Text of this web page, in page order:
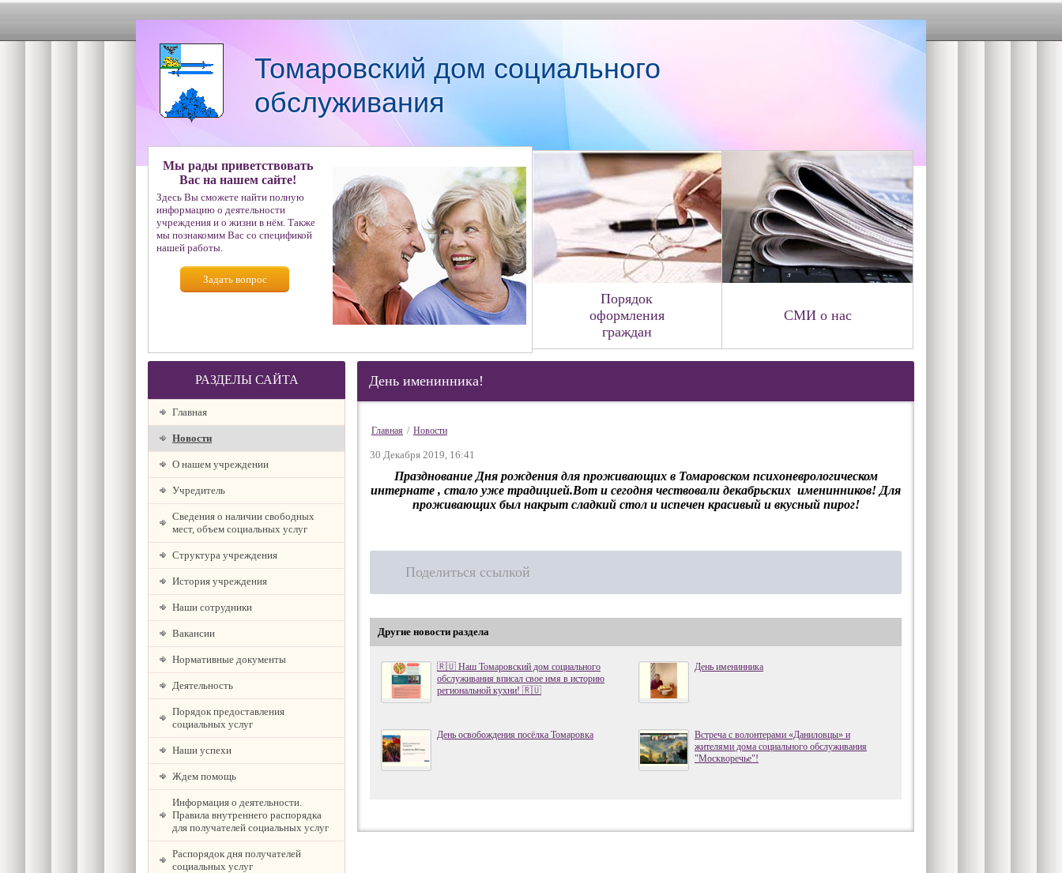
Томаровский дом социального
обслуживания
Мы рады приветствовать
Вас на нашем сайте!
Здесь Вы сможете найти полную
информацию о деятельности
учреждения и о жизни в нём. Также
мы познакомим Вас со спецификой
нашей работы.
Задать вопрос
Порядок
оформления
граждан
СМИ о нас
РАЗДЕЛЫ САЙТА
Главная
Новости
О нашем учреждении
Учредитель
Сведения о наличии свободных
мест, объем социальных услуг
Структура учреждения
История учреждения
Наши сотрудники
Вакансии
Нормативные документы
Деятельность
Порядок предоставления
социальных услуг
Наши успехи
Ждем помощь
Информация о деятельности.
Правила внутреннего распорядка
для получателей социальных услуг
Распорядок дня получателей
социальных услуг
День именинника!
Главная / Новости
30 Декабря 2019, 16:41
Празднование Дня рождения для проживающих в Томаровском психоневрологическом
интернате , стало уже традицией.Вот и сегодня чествовали декабрьских именинников! Для
проживающих был накрыт сладкий стол и испечен красивый и вкусный пирог!
Поделиться ссылкой
Другие новости раздела
🇷🇺 Наш Томаровский дом социального
обслуживания вписал свое имя в историю
региональной кухни! 🇷🇺
День именинника
День освобождения посёлка Томаровка
Встреча с волонтерами «Даниловцы» и
жителями дома социального обслуживания
"Москворечье"!